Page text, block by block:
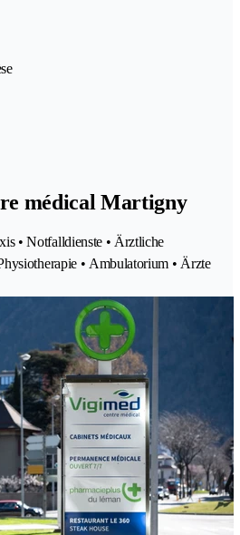
médical Martigny
• Notfalldienste • Ärztliche
• Ambulatorium • Ärzte